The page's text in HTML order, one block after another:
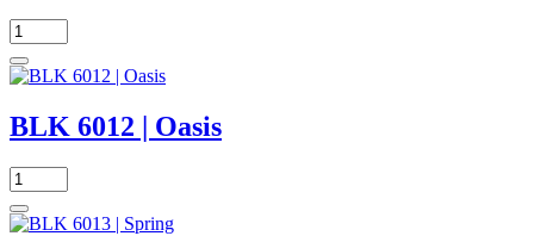
BLK 6012 | Oasis